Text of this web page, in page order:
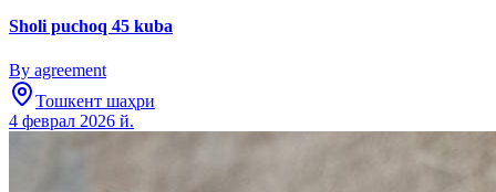
Sholi puchoq 45 kuba
By agreement
Тошкент шаҳри
4 феврал 2026 й.